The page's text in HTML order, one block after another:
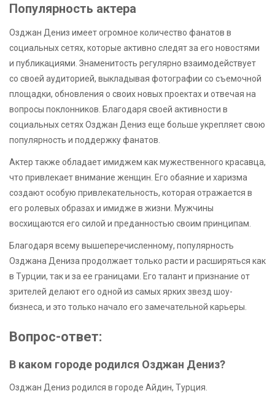
Популярность актера
Озджан Дениз имеет огромное количество фанатов в
социальных сетях, которые активно следят за его новостями
и публикациями. Знаменитость регулярно взаимодействует
со своей аудиторией, выкладывая фотографии со съемочной
площадки, обновления о своих новых проектах и отвечая на
вопросы поклонников. Благодаря своей активности в
социальных сетях Озджан Дениз еще больше укрепляет свою
популярность и поддержку фанатов.
Актер также обладает имиджем как мужественного красавца,
что привлекает внимание женщин. Его обаяние и харизма
создают особую привлекательность, которая отражается в
его ролевых образах и имидже в жизни. Мужчины
восхищаются его силой и преданностью своим принципам.
Благодаря всему вышеперечисленному, популярность
Озджана Дениза продолжает только расти и расширяться как
в Турции, так и за ее границами. Его талант и признание от
зрителей делают его одной из самых ярких звезд шоу-
бизнеса, и это только начало его замечательной карьеры.
Вопрос-ответ:
В каком городе родился Озджан Дениз?
Озджан Дениз родился в городе Айдин, Турция.